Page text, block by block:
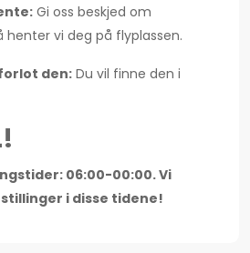
Gi oss beskjed om
henter vi deg på flyplassen.
den: Du vil finne den i
06:00-00:00. Vi
i disse tidene!